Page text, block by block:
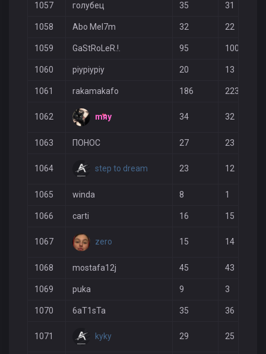
1057 голубец 35 31
1058 Abo Mel7m 32 22
1059 GaStRoLeR.!. 95 100
1060 piypiypiy 20 13
1061 rakamakafo 186 223
1062 mяy 34 32
1063 ПОНОС 27 23
1064 step to dream 23 12
1065 winda 8 1
1066 carti 16 15
1067 zero 15 14
1068 mostafa12j 45 43
1069 puka 9 3
1070 6aT1sTa 35 36
1071 kyky 29 25